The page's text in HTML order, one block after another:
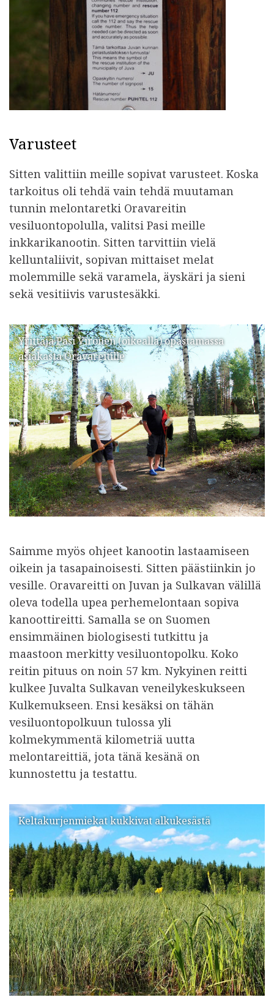
Varusteet
Sitten valittiin meille sopivat varusteet. Koska
tarkoitus oli tehdä vain tehdä muutaman
tunnin melontaretki Oravareitin
vesiluontopolulla, valitsi Pasi meille
inkkarikanootin. Sitten tarvittiin vielä
kelluntaliivit, sopivan mittaiset melat
molemmille sekä varamela, äyskäri ja sieni
sekä vesitiivis varustesäkki.
Yrittäjä Pasi Vironen (oikealla) opastamassa
asiakasta Oravareitille
Saimme myös ohjeet kanootin lastaamiseen
oikein ja tasapainoisesti. Sitten päästiinkin jo
vesille. Oravareitti on Juvan ja Sulkavan välillä
oleva todella upea perhemelontaan sopiva
kanoottireitti. Samalla se on Suomen
ensimmäinen biologisesti tutkittu ja
maastoon merkitty vesiluontopolku. Koko
reitin pituus on noin 57 km. Nykyinen reitti
kulkee Juvalta Sulkavan veneilykeskukseen
Kulkemukseen. Ensi kesäksi on tähän
vesiluontopolkuun tulossa yli
kolmekymmentä kilometriä uutta
melontareittiä, jota tänä kesänä on
kunnostettu ja testattu.
Keltakurjenmiekat kukkivat alkukesästä